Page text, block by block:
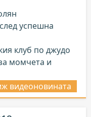
успешна
клуб по джудо
момчета и
видеоновината